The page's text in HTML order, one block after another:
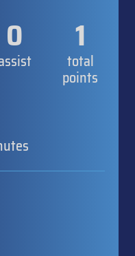
0 1
total
points